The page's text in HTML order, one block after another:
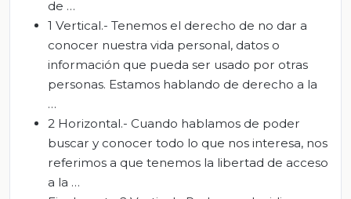
de …
1 Vertical.- Tenemos el derecho de no dar a
conocer nuestra vida personal, datos o
información que pueda ser usado por otras
personas. Estamos hablando de derecho a la
…
2 Horizontal.- Cuando hablamos de poder
buscar y conocer todo lo que nos interesa, nos
referimos a que tenemos la libertad de acceso
a la …